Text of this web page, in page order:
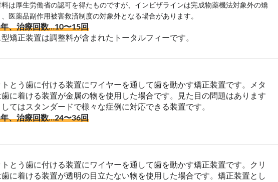
は厚生労働省の認可を得たものですが、インビザラインは完成物薬機法対象外の矯
医薬品副作用被害救済制度の対象外となる場合があります。
、治療回数…10〜15回
矯正装置は調整料が含まれたトータルフィーです。
とう歯に付ける装置にワイヤーを通して歯を動かす矯正装置です。メタ
に着ける装置が金属の物を使用した場合です。見た目の問題はあります
てはスタンダードで様々な症例に対応できる装置です。
、治療回数…24〜36回
とう歯に付ける装置にワイヤーを通して歯を動かす矯正装置です。クリ
に着ける装置が透明の目立たない物を使用した場合です。矯正装置とし